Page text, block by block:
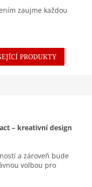
zaujme každou
PRODUKTY
– kreativní design
a zároveň bude
volbou pro